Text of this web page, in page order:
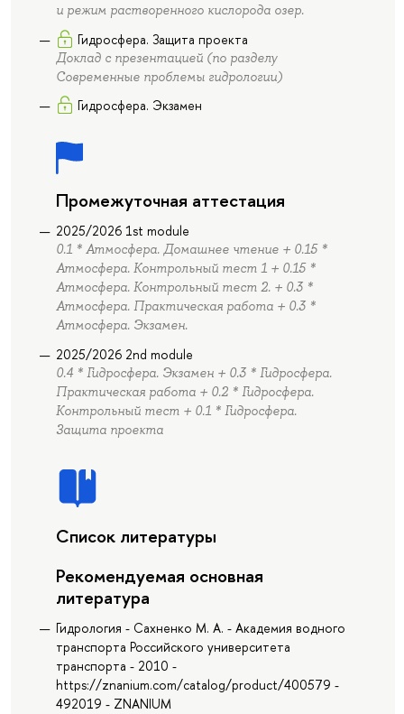
и режим растворенного кислорода озер.
Гидросфера. Защита проекта
Доклад с презентацией (по разделу
Современные проблемы гидрологии)
Гидросфера. Экзамен
Промежуточная аттестация
2025/2026 1st module
0.1 * Атмосфера. Домашнее чтение + 0.15 *
Атмосфера. Контрольный тест 1 + 0.15 *
Атмосфера. Контрольный тест 2. + 0.3 *
Атмосфера. Практическая работа + 0.3 *
Атмосфера. Экзамен.
2025/2026 2nd module
0.4 * Гидросфера. Экзамен + 0.3 * Гидросфера.
Практическая работа + 0.2 * Гидросфера.
Контрольный тест + 0.1 * Гидросфера.
Защита проекта
Список литературы
Рекомендуемая основная
литература
Гидрология - Сахненко М. А. - Академия водного
транспорта Российского университета
транспорта - 2010 -
https://znanium.com/catalog/product/400579 -
492019 - ZNANIUM